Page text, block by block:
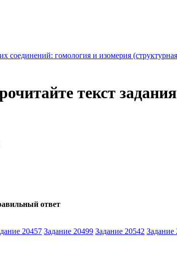
соединений: гомология и изомерия
текст
ответ
20457 Задание 20499 Задание 20542 Задание